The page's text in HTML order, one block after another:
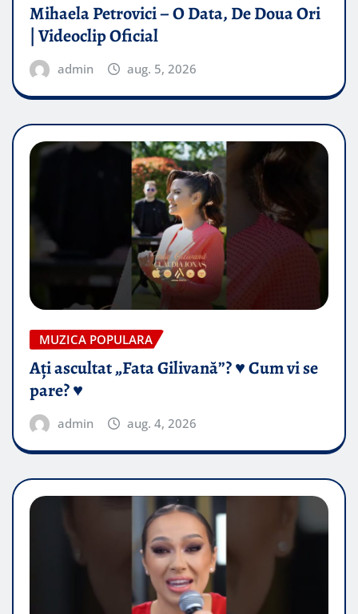
Mihaela Petrovici – O Data, De Doua Ori
| Videoclip Oficial
admin aug. 5, 2026
MUZICA POPULARA
Ați ascultat „Fata Gilivană”? ♥️ Cum vi se
pare? ♥️
admin aug. 4, 2026